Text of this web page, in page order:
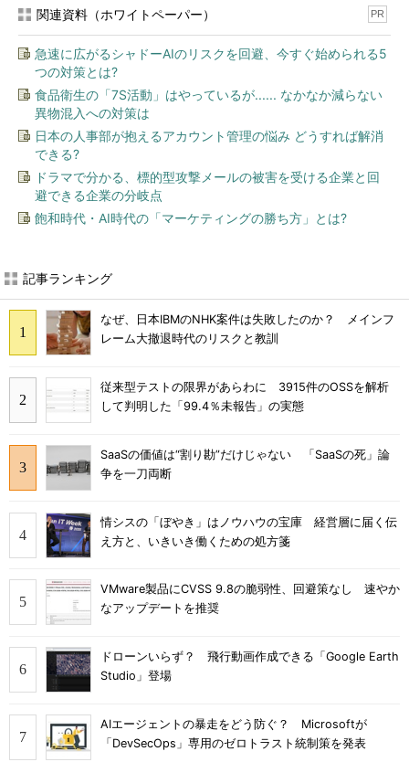
関連資料（ホワイトペーパー） PR
急速に広がるシャドーAIのリスクを回避、今すぐ始められる5
つの対策とは?
食品衛生の「7S活動」はやっているが...... なかなか減らない
異物混入への対策は
日本の人事部が抱えるアカウント管理の悩み どうすれば解消
できる?
ドラマで分かる、標的型攻撃メールの被害を受ける企業と回
避できる企業の分岐点
飽和時代・AI時代の「マーケティングの勝ち方」とは?
記事ランキング
なぜ、日本IBMのNHK案件は失敗したのか？ メインフ
レーム大撤退時代のリスクと教訓
従来型テストの限界があらわに 3915件のOSSを解析
して判明した「99.4％未報告」の実態
SaaSの価値は“割り勘”だけじゃない 「SaaSの死」論
争を一刀両断
情シスの「ぼやき」はノウハウの宝庫 経営層に届く伝
え方と、いきいき働くための処方箋
VMware製品にCVSS 9.8の脆弱性、回避策なし 速やか
なアップデートを推奨
ドローンいらず？ 飛行動画作成できる「Google Earth
Studio」登場
AIエージェントの暴走をどう防ぐ？ Microsoftが
「DevSecOps」専用のゼロトラスト統制策を発表